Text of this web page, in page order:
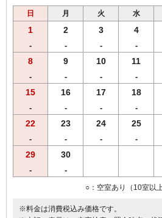
す。
【ワシントンＲ＆Ｂホテル朝食メニュー
♪焼きたてパンの香りで目覚める朝♪
・モーニングカレーライス
・サラダ
・味付ゆで玉子
・オーガニックグラノーラ
・スープ
・コーヒー
・ジュース
・牛乳
※朝食メニューおよび朝食時間は予告な
す。
日 月 火 水
1
-
2
-
3
-
4
-
8
-
9
-
10
-
11
-
15
-
16
-
17
-
18
-
22
-
23
-
24
-
25
-
29
-
30
-
○：空室あり（10室
※料金は消費税込み価格です。